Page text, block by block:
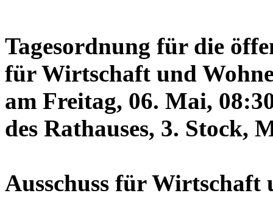
Tagesordnung für die
für Wirtschaft und
am Freitag, 06. Mai,
des Rathauses, 3. Stock,
Ausschuss für Wirtschaft